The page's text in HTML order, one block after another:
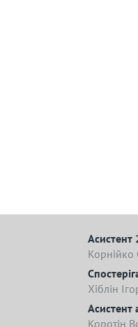
Асистент
Корнійко
Хіблін
Асистент
Коротін